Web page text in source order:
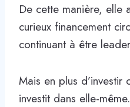
De cette manière, elle
curieux financement
continuant à être
Mais en plus d’investir
investit dans elle-